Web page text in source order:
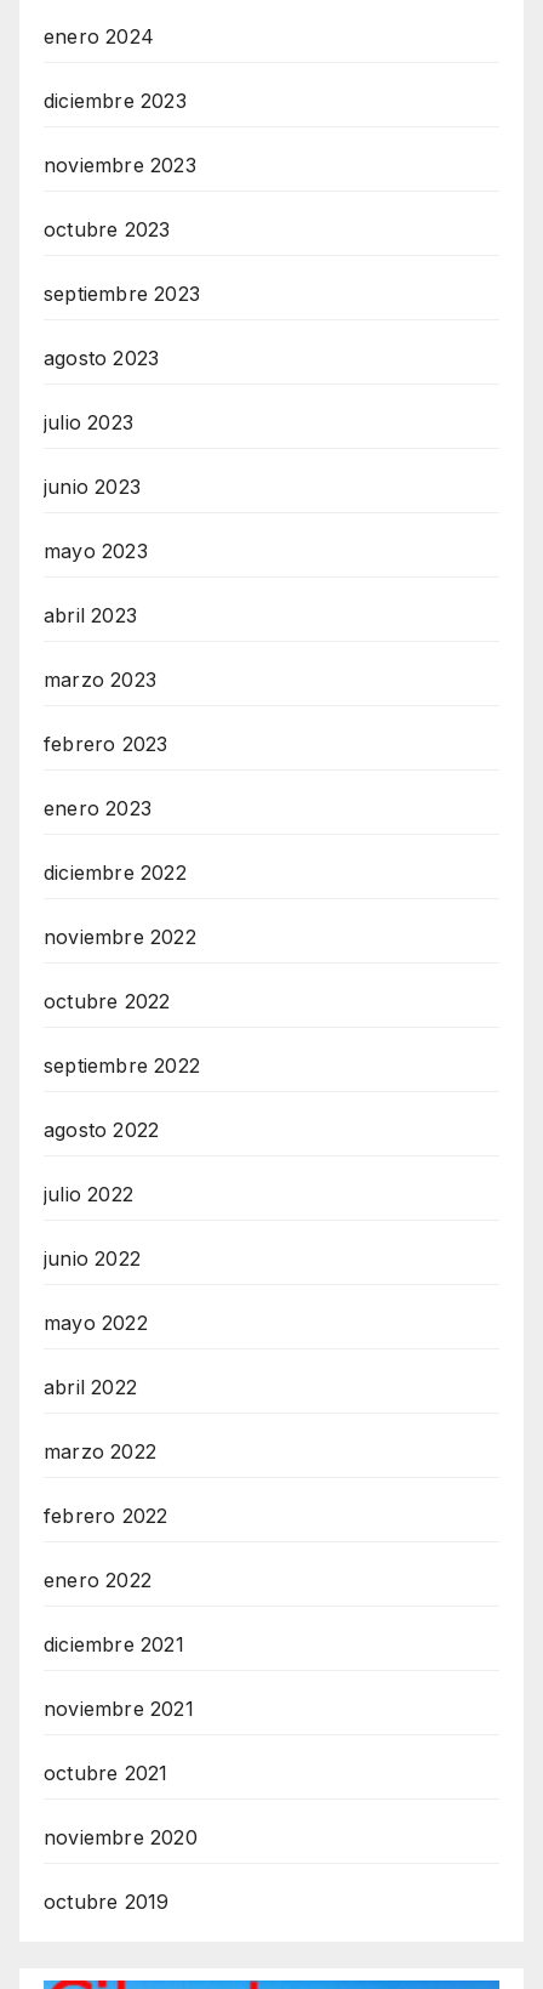
enero 2024
diciembre 2023
noviembre 2023
octubre 2023
septiembre 2023
agosto 2023
julio 2023
junio 2023
mayo 2023
abril 2023
marzo 2023
febrero 2023
enero 2023
diciembre 2022
noviembre 2022
octubre 2022
septiembre 2022
agosto 2022
julio 2022
junio 2022
mayo 2022
abril 2022
marzo 2022
febrero 2022
enero 2022
diciembre 2021
noviembre 2021
octubre 2021
noviembre 2020
octubre 2019